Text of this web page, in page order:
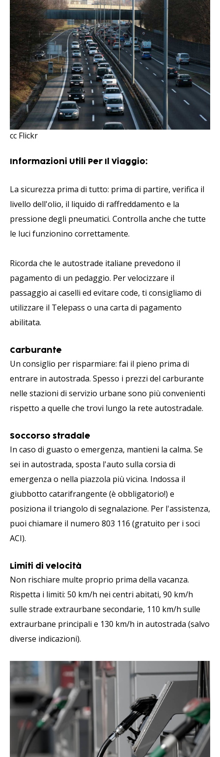
cc Flickr
Informazioni Utili Per Il Viaggio:
La sicurezza prima di tutto: prima di partire, verifica il
livello dell'olio, il liquido di raffreddamento e la
pressione degli pneumatici. Controlla anche che tutte
le luci funzionino correttamente.
Ricorda che le autostrade italiane prevedono il
pagamento di un pedaggio. Per velocizzare il
passaggio ai caselli ed evitare code, ti consigliamo di
utilizzare il Telepass o una carta di pagamento
abilitata.
Carburante
Un consiglio per risparmiare: fai il pieno prima di
entrare in autostrada. Spesso i prezzi del carburante
nelle stazioni di servizio urbane sono più convenienti
rispetto a quelle che trovi lungo la rete autostradale.
Soccorso stradale
In caso di guasto o emergenza, mantieni la calma. Se
sei in autostrada, sposta l'auto sulla corsia di
emergenza o nella piazzola più vicina. Indossa il
giubbotto catarifrangente (è obbligatorio!) e
posiziona il triangolo di segnalazione. Per l'assistenza,
puoi chiamare il numero 803 116 (gratuito per i soci
ACI).
Limiti di velocità
Non rischiare multe proprio prima della vacanza.
Rispetta i limiti: 50 km/h nei centri abitati, 90 km/h
sulle strade extraurbane secondarie, 110 km/h sulle
extraurbane principali e 130 km/h in autostrada (salvo
diverse indicazioni).